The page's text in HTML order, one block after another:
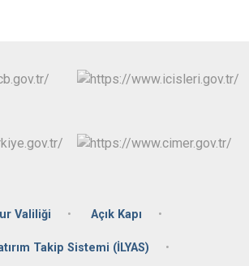
Valiliği Açık Kapı
Takip Sistemi (İLYAS)